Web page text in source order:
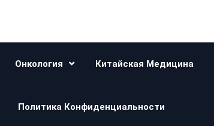
Онкология Китайская Медицина
Политика Конфиденциальности